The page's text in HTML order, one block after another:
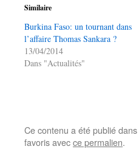
Similaire
Burkina Faso: un tournant dans
l’affaire Thomas Sankara ?
13/04/2014
Dans "Actualités"
Ce contenu a été publié dans
favoris avecce permalien.